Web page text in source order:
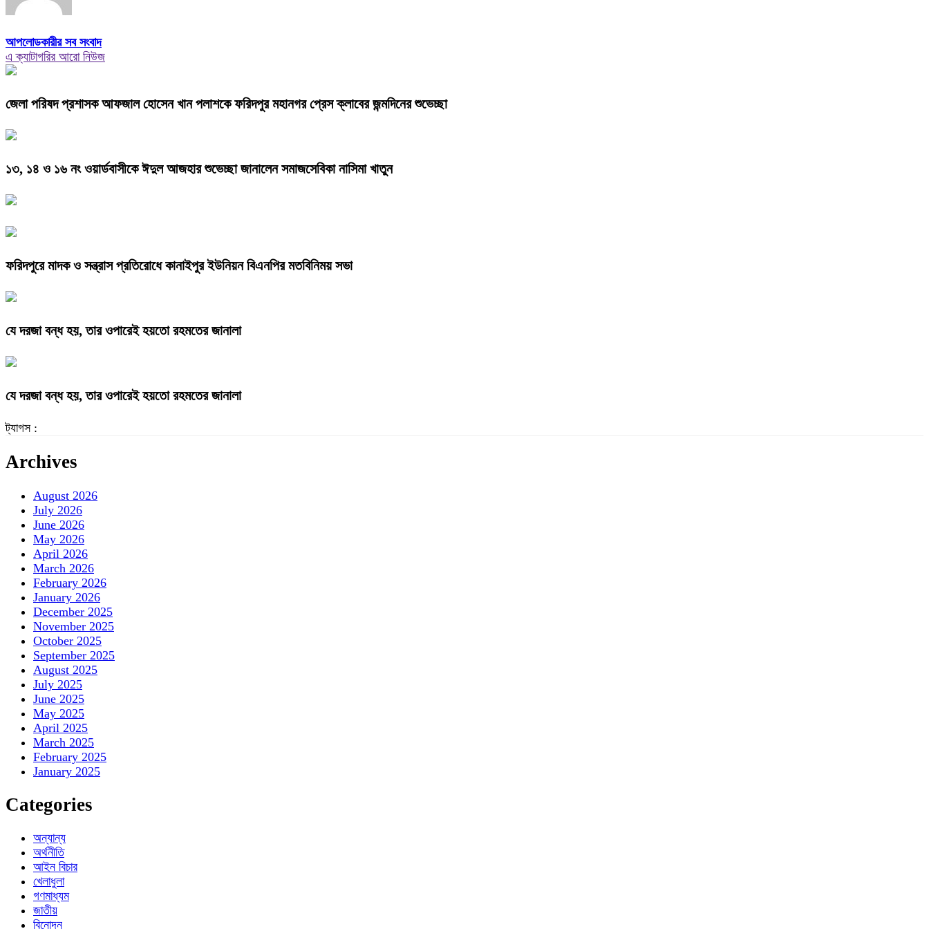
আপলোডকারীর সব সংবাদ
এ ক্যাটাগরির আরো নিউজ
জেলা পরিষদ প্রশাসক আফজাল হোসেন খান পলাশকে ফরিদপুর মহানগর প্রেস ক্লাবের জন্মদিনের শুভেচ্ছা
১৩, ১৪ ও ১৬ নং ওয়ার্ডবাসীকে ঈদুল আজহার শুভেচ্ছা জানালেন সমাজসেবিকা নাসিমা খাতুন
ফরিদপুরে মাদক ও সন্ত্রাস প্রতিরোধে কানাইপুর ইউনিয়ন বিএনপির মতবিনিময় সভা
যে দরজা বন্ধ হয়, তার ওপারেই হয়তো রহমতের জানালা
যে দরজা বন্ধ হয়, তার ওপারেই হয়তো রহমতের জানালা
ট্যাগস :
Archives
August 2026
July 2026
June 2026
May 2026
April 2026
March 2026
February 2026
January 2026
December 2025
November 2025
October 2025
September 2025
August 2025
July 2025
June 2025
May 2025
April 2025
March 2025
February 2025
January 2025
Categories
অন্যান্য
অর্থনীতি
আইন বিচার
খেলাধুলা
গণমাধ্যম
জাতীয়
বিনোদন